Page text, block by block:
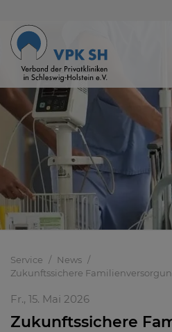
Service
News
Zukunftssichere
Fr., 15. Mai 2026
Zukunftssichere